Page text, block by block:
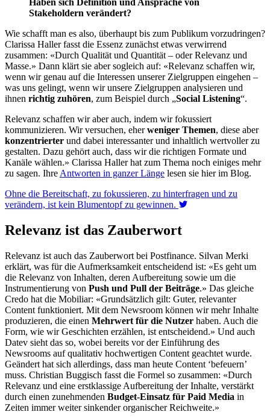
Haben sich Definition und Ansprache von
Stakeholdern verändert?
Wie schafft man es also, überhaupt bis zum Publikum vorzudringen?
Clarissa Haller fasst die Essenz zunächst etwas verwirrend
zusammen: «Durch Qualität und Quantität – oder Relevanz und
Masse.» Dann klärt sie aber sogleich auf: «Relevanz schaffen wir,
wenn wir genau auf die Interessen unserer Zielgruppen eingehen –
was uns gelingt, wenn wir unsere Zielgruppen analysieren und
ihnen richtig zuhören, zum Beispiel durch „Social Listening“.
Relevanz schaffen wir aber auch, indem wir fokussiert
kommunizieren. Wir versuchen, eherweniger Themen, diese aber
konzentrierter und dabei interessanter und inhaltlich wertvoller zu
gestalten. Dazu gehört auch, dass wir die richtigen Formate und
Kanäle wählen.» Clarissa Haller hat zum Thema noch einiges mehr
zu sagen. IhreAntworten in ganzer Länge lesen sie hier im Blog.
Ohne die Bereitschaft, zu fokussieren, zu hinterfragen und zu
verändern, ist kein Blumentopf zu gewinnen.
Relevanz ist das Zauberwort
Relevanz ist auch das Zauberwort bei Postfinance. Silvan Merki
erklärt, was für die Aufmerksamkeit entscheidend ist: «Es geht um
die Relevanz von Inhalten, deren Aufbereitung sowie um die
Instrumentierung von Push und Pull der Beiträge.» Das gleiche
Credo hat die Mobiliar: «Grundsätzlich gilt: Guter, relevanter
Content funktioniert. Mit dem Newsroom können wir mehr Inhalte
produzieren, die einen Mehrwert für die Nutzer haben. Auch die
Form, wie wir Geschichten erzählen, ist entscheidend.» Und auch
Datev sieht das so, wobei bereits vor der Einführung des
Newsrooms auf qualitativ hochwertigen Content geachtet wurde.
Geändert hat sich allerdings, dass man heute Content ‘befeuern’
muss. Christian Buggisch fasst die Formel so zusammen: «Durch
Relevanz und eine erstklassige Aufbereitung der Inhalte, verstärkt
durch einen zunehmenden Budget-Einsatz für Paid Media in
Zeiten immer weiter sinkender organischer Reichweite.»